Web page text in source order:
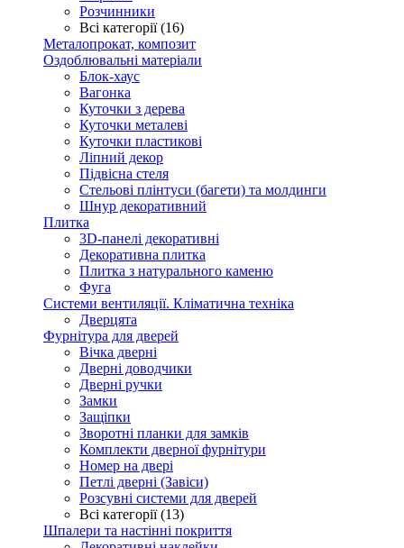
Розчинники
Всі категорії (16)
Металопрокат, композит
Оздоблювальні матеріали
Блок-хаус
Вагонка
Куточки з дерева
Куточки металеві
Куточки пластикові
Ліпний декор
Підвісна стеля
Стельові плінтуси (багети) та молдинги
Шнур декоративний
Плитка
3D-панелі декоративні
Декоративна плитка
Плитка з натурального каменю
Фуга
Системи вентиляції. Кліматична техніка
Дверцята
Фурнітура для дверей
Вічка дверні
Дверні доводчики
Дверні ручки
Замки
Защіпки
Зворотні планки для замків
Комплекти дверної фурнітури
Номер на двері
Петлі дверні (Завіси)
Розсувні системи для дверей
Всі категорії (13)
Шпалери та настінні покриття